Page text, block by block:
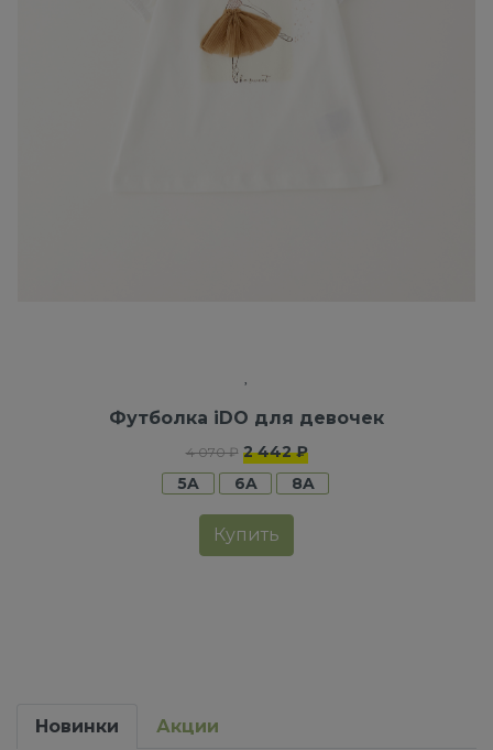
Футболка iDO для девочек
4 070 ₽ 2 442 ₽
5A
6A 8A
Купить
Новинки Акции